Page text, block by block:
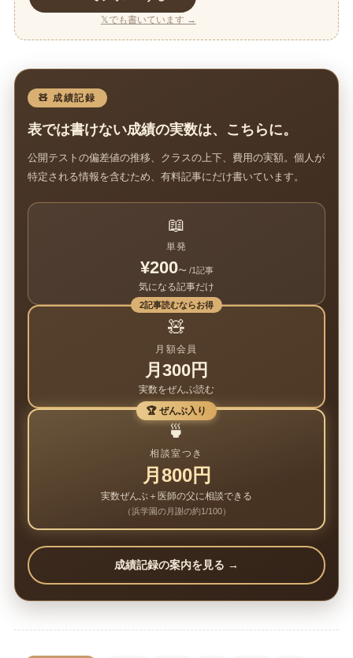
𝕏でも書いています →
🧸 成績記録
表では書けない成績の実数は、こちらに。
公開テストの偏差値の推移、クラスの上下、費用の実額。個人が
特定される情報を含むため、有料記事にだけ書いています。
📖
単発
¥200〜 /1記事
気になる記事だけ
2記事読むならお得
🧸
月額会員
月300円
実数をぜんぶ読む
🏆 ぜんぶ入り
🍵
相談室つき
月800円
実数ぜんぶ＋医師の父に相談できる
（浜学園の月謝の約1/100）
成績記録の案内を見る →